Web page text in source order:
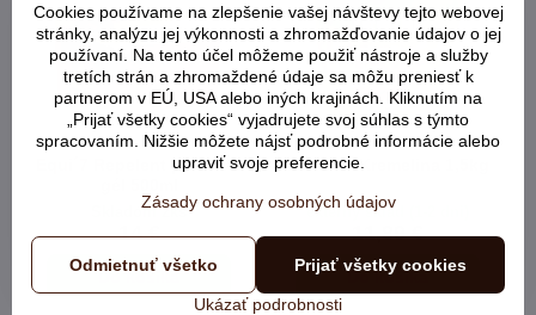
Equi´7 Repelent pre kone
Skladom 2ks
14 €
Do košíka
MIKROP Kremelina 1,5kg
externý sklad (1-2 dni)
11,89 €
Do košíka
Cookies používame na zlepšenie vašej návštevy tejto webovej
stránky, analýzu jej výkonnosti a zhromažďovanie údajov o jej
používaní. Na tento účel môžeme použiť nástroje a služby
tretích strán a zhromaždené údaje sa môžu preniesť k
partnerom v EÚ, USA alebo iných krajinách. Kliknutím na
„Prijať všetky cookies“ vyjadrujete svoj súhlas s týmto
spracovaním. Nižšie môžete nájsť podrobné informácie alebo
upraviť svoje preferencie.
Zásady ochrany osobných údajov
Ukázať podrobnosti
Prijať všetky cookies
Odmietnuť všetko